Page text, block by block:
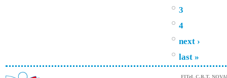
3
4
next ›
last »